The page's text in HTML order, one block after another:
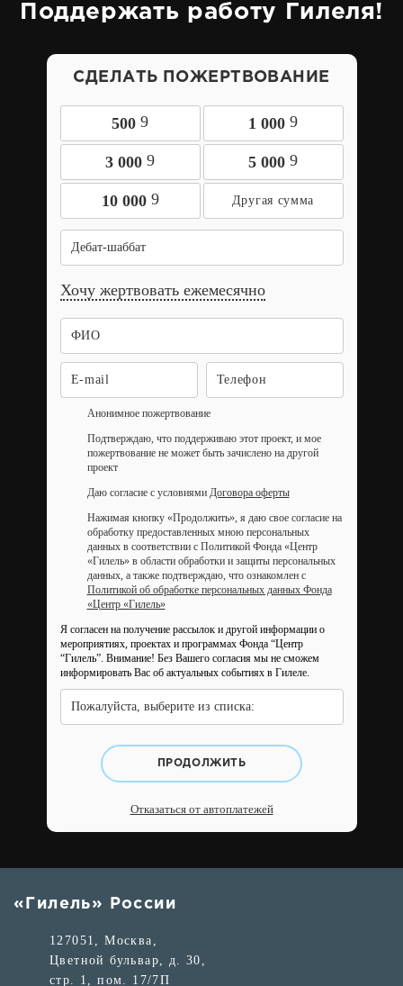
Поддержать работу Гилеля!
СДЕЛАТЬ ПОЖЕРТВОВАНИЕ
500 9 1 000 9
3 000 9 5 000 9
10 000 9
Дебат-шаббат
Хочу жертвовать ежемесячно
Анонимное пожертвование
Подтверждаю, что поддерживаю этот проект, и мое
пожертвование не может быть зачислено на другой
проект
Даю согласие с условиями Договора оферты
Нажимая кнопку «Продолжить», я даю свое согласие на
обработку предоставленных мною персональных
данных в соответствии с Политикой Фонда «Центр
«Гилель» в области обработки и защиты персональных
данных, а также подтверждаю, что ознакомлен с
Политикой об обработке персональных данных Фонда
«Центр «Гилель»
Я согласен на получение рассылок и другой информации о
мероприятиях, проектах и программах Фонда “Центр
“Гилель”. Внимание! Без Вашего согласия мы не сможем
информировать Вас об актуальных событиях в Гилеле.
Пожалуйста, выберите из списка:
ПРОДОЛЖИТЬ
Отказаться от автоплатежей
«Гилель» России
127051, Москва,
Цветной бульвар, д. 30,
стр. 1, пом. 17/7П